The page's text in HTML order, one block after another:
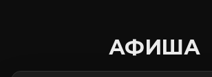
АФИША